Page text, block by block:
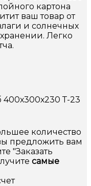
картона
ваш товар от
и солнечных
Легко
400х300х230 Т-23
количество
предложить вам
"Заказать
самые